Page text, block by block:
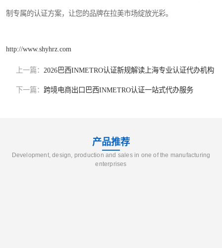
制专属的认证方案，让您的品牌在拉美市场绽放光彩。
http://www.shyhrz.com
上一篇： 2026巴西INMETRO认证新规解读上海专业认证代办机构
下一篇： 跨境电商出口巴西INMETRO认证一站式代办服务
产品推荐
Development, design, production and sales in one of the manufacturing
enterprises